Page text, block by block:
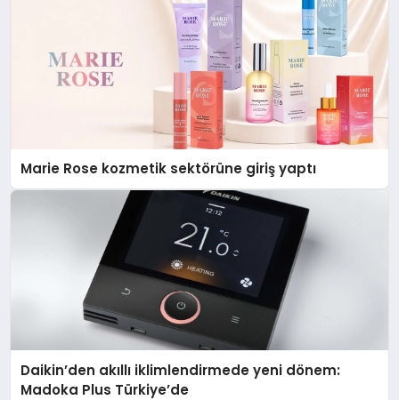
Marie Rose kozmetik sektörüne giriş yaptı
Daikin’den akıllı iklimlendirmede yeni dönem:
Madoka Plus Türkiye’de